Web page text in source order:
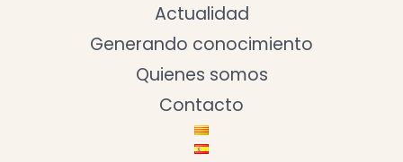
Actualidad
Generando conocimiento
Quienes somos
Contacto